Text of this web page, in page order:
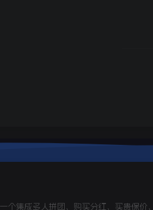
个集成多人拼团、购买分红、买贵保价、